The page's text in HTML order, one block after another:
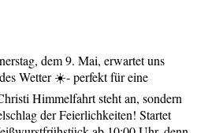
dem 9. Mai, erwartet uns
Wetter ☀️- perfekt für eine
Himmelfahrt steht an, sondern
der Feierlichkeiten! Startet